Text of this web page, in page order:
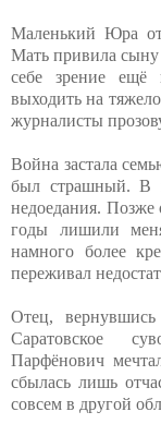
Маленький Юра
Мать привила
себе зрение ещё
выходить на
журналисты
Война застала
был страшный. В
недоедания. Позже
годы лишили
намного более
переживал
Отец,
Саратовское
Парфёнович
сбылась лишь
совсем в другой